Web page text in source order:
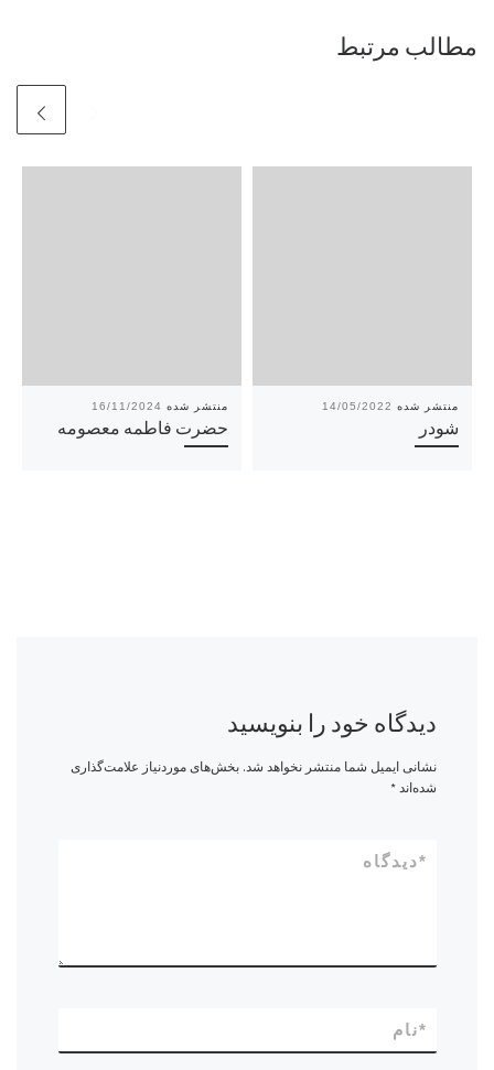
مطالب مرتبط
16/11/2024
حضرت فاطمه معصومه
14/05/2022
شودر
دیدگاه خود را بنویسید
نشانی ایمیل شما منتشر نخواهد شد. بخش‌های موردنیاز علامت‌گذاری
شده‌اند*
دیدگاه*
نام*